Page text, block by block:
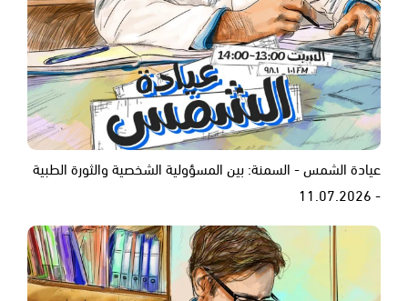
عيادة الشمس - السمنة: بين المسؤولية الشخصية والثورة الطبية
- 11.07.2026